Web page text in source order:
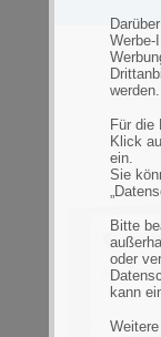
Werbe-
werden.
Für die
Klick
ein.
Sie
Bitte
oder
kann